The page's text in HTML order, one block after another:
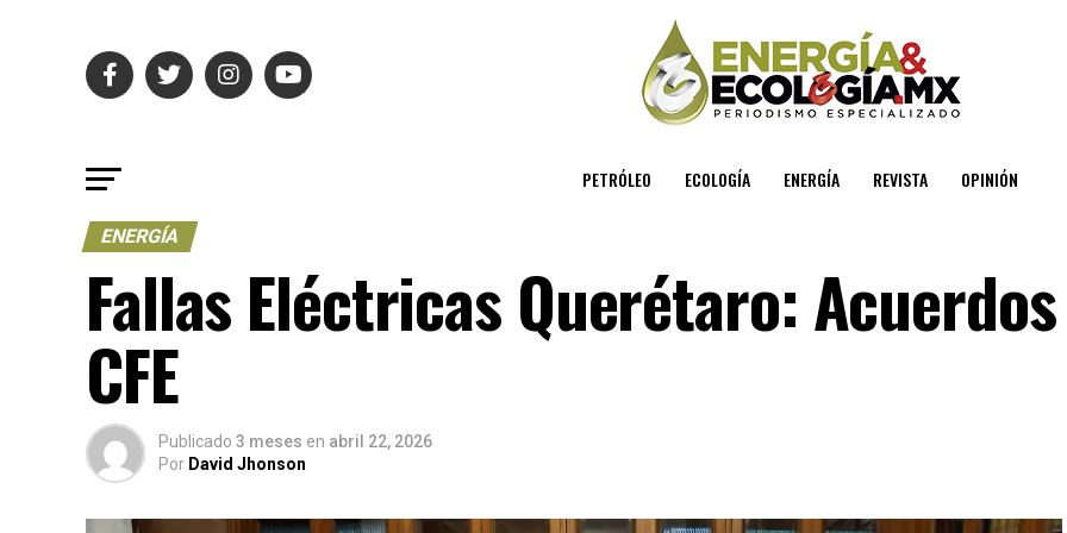
PETRÓLEO ECOLOGÍA ENERGÍA REVISTA OPINIÓN
ENERGÍA
Fallas Eléctricas Querétaro:
CFE
Publicado 3 meses en abril 22, 2026
Por David Jhonson